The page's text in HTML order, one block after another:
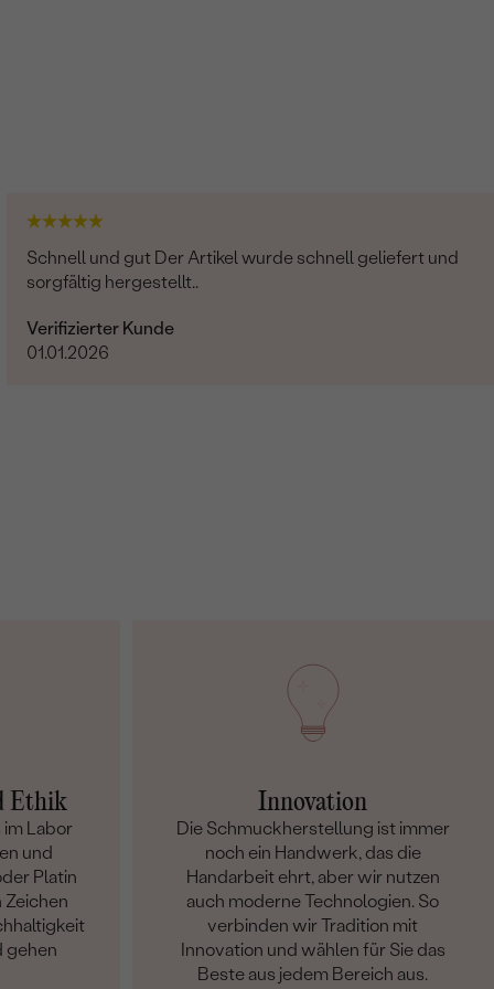
Schnell und gut Der Artikel wurde schnell geliefert und
sorgfältig hergestellt..
Verifizierter Kunde
01.01.2026
Ethik
Labor
und
Platin
Zeichen
gehen
Innovation
Die Schmuckherstellung ist immer
noch ein Handwerk, das die
Handarbeit ehrt, aber wir nutzen
auch moderne Technologien. So
verbinden wir Tradition mit
Innovation und wählen für Sie das
Beste aus jedem Bereich aus.